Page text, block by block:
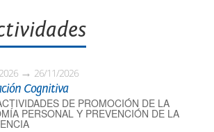
26/11/2026
Cognitiva
DE PROMOCIÓN DE LA
PERSONAL Y PREVENCIÓN DE LA